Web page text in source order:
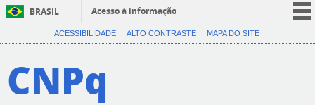
BRASIL
Acesso à informação
CORONAVÍRUS (COVID-19)
ACESSIBILIDADE ALTO CONTRASTE MAPA DO SITE
CNPq